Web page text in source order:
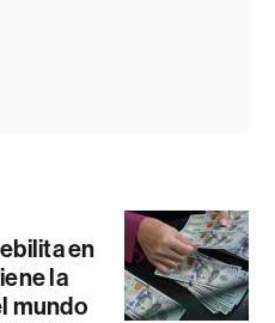
en
la
mundo